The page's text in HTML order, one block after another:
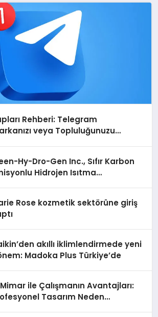
Rehberi: Telegram
veya Topluluğunuzu
Hy-Dro-Gen Inc., Sıfır Karbon
Hidrojen Isıtma
Rose kozmetik sektörüne giriş
akıllı iklimlendirmede yeni
Madoka Plus Türkiye’de
ile Çalışmanın Avantajları:
Tasarım Neden